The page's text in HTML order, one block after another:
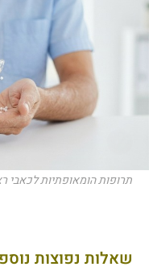
תרופות הומאופתיות לכאבי
שאלות נפוצות